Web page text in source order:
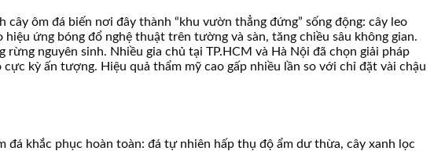
ôm đá biến nơi đây thành “khu vườn thẳng đứng” sống động: cây leo
ứng bóng đổ nghệ thuật trên tường và sàn, tăng chiều sâu không gian.
nguyên sinh. Nhiều gia chủ tại TP.HCM và Hà Nội đã chọn giải pháp
kỳ ấn tượng. Hiệu quả thẩm mỹ cao gấp nhiều lần so với chỉ đặt vài chậu
đá khắc phục hoàn toàn: đá tự nhiên hấp thụ độ ẩm dư thừa, cây xanh lọc